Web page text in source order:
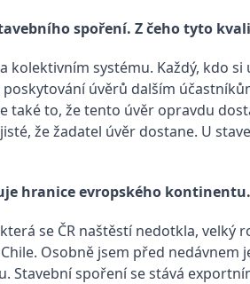
spoření. Z čeho tyto
systému. Každý, kdo
úvěrů dalším
také to, že tento úvěr opravdu
že žadatel úvěr dostane. U
hranice evropského
se ČR naštěstí nedotkla,
Osobně jsem před
Stavební spoření se stává